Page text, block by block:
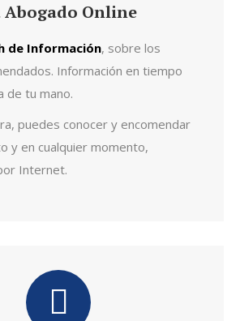
Abogado Online
de Información, sobre los
Información en tiempo
de tu mano.
puedes conocer y encomendar
y en cualquier momento,
Internet.